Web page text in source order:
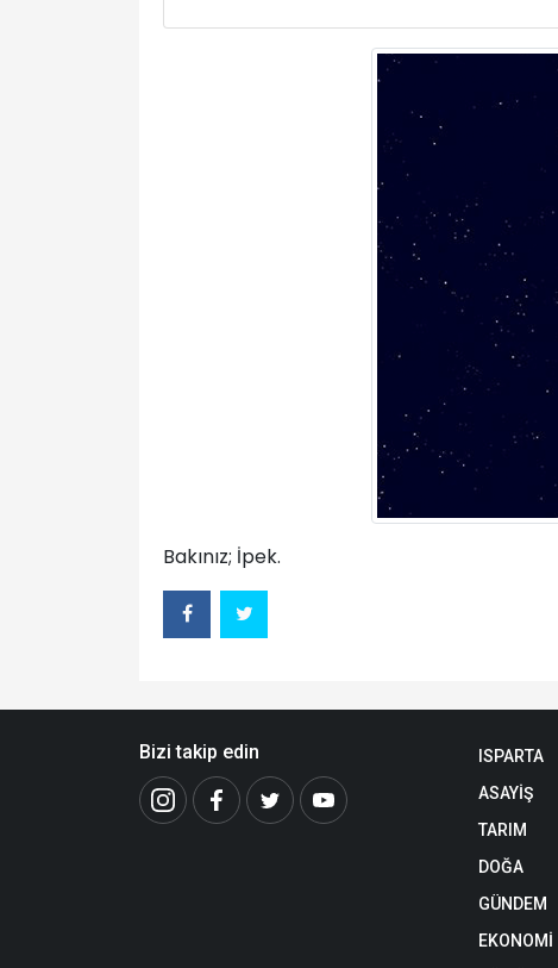
Bakınız; İpek.
Bizi takip edin
ISPARTA
ASAYİŞ
TARIM
DOĞA
GÜNDEM
EKONOMİ